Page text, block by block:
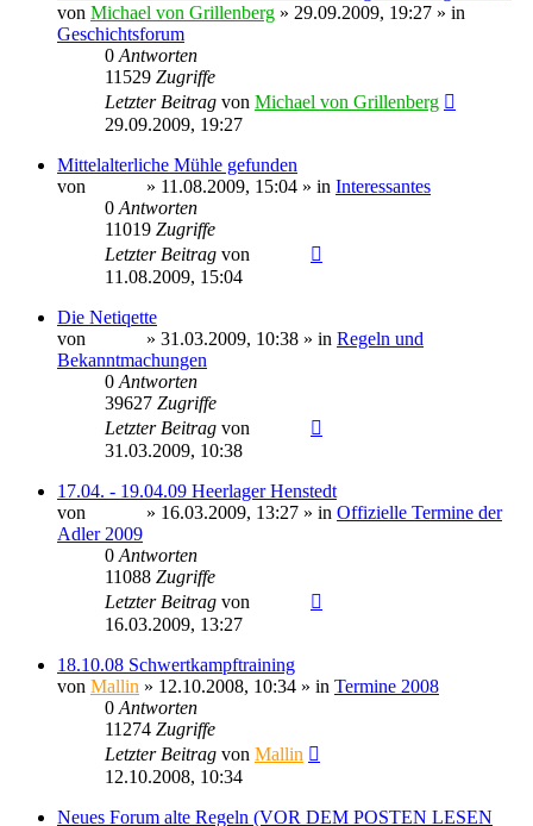
von Michael von Grillenberg » 29.09.2009, 19:27 » in
Geschichtsforum
0 Antworten
11529 Zugriffe
Letzter Beitrag von Michael von Grillenberg
29.09.2009, 19:27
Mittelalterliche Mühle gefunden
von
» 11.08.2009, 15:04 » in Interessantes
0 Antworten
11019 Zugriffe
Letzter Beitrag von
11.08.2009, 15:04
Die Netiqette
von
» 31.03.2009, 10:38 » in Regeln und
Bekanntmachungen
0 Antworten
39627 Zugriffe
Letzter Beitrag von
31.03.2009, 10:38
17.04. - 19.04.09 Heerlager Henstedt
von
» 16.03.2009, 13:27 » in Offizielle Termine der
Adler 2009
0 Antworten
11088 Zugriffe
Letzter Beitrag von
16.03.2009, 13:27
18.10.08 Schwertkampftraining
von Mallin » 12.10.2008, 10:34 » in Termine 2008
0 Antworten
11274 Zugriffe
Letzter Beitrag von Mallin
12.10.2008, 10:34
Neues Forum alte Regeln (VOR DEM POSTEN LESEN